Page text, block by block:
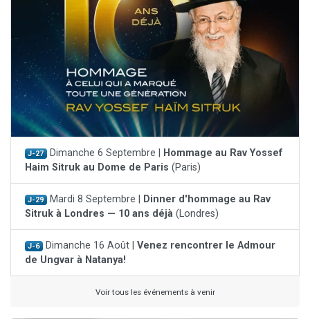
J-27 Dimanche 6 Septembre |
Hommage au Rav Yossef
Haim Sitruk au Dome de Paris (Paris)
J-29 Mardi 8 Septembre |
Dinner d'hommage au Rav
Sitruk à Londres — 10 ans déjà (Londres)
J-6 Dimanche 16 Août | Venez rencontrer le Admour
de Ungvar à Natanya!
Voir tous les événements à venir